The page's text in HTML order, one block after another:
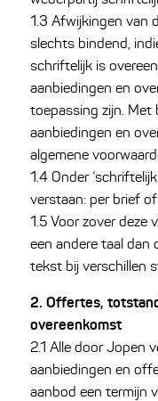
1.3 Afwijkingen van
slechts bindend,
schriftelijk is
aanbiedingen en
toepassing zijn.
aanbiedingen en
algemene
1.4 Onder
verstaan: per brief
1.5 Voor zover deze
een andere taal dan
tekst bij verschillen
2. Offertes,
overeenkomst
2.1 Alle door Jopen
aanbiedingen en
aanbod een termijn